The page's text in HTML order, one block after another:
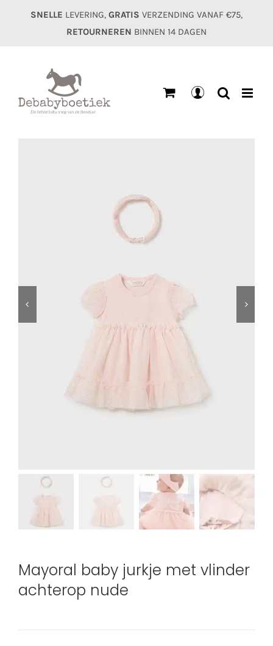
SNELLE LEVERING, GRATIS VERZENDING VANAF €75,
RETOURNEREN BINNEN 14 DAGEN
Mayoral baby jurkje met vlinder
achterop nude